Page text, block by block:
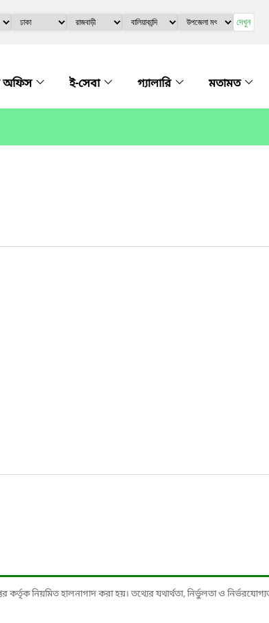
দেখুন
অফিস ই-সেবা গ্যালারি মতামত
নিয়মিত হালনাগাদ করা হয়। তথ্যের যথার্থতা, নির্ভুলতা ও